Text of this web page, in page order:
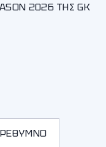
2026 ΤΗΣ GK
ΡΕΘΥΜΝΟ